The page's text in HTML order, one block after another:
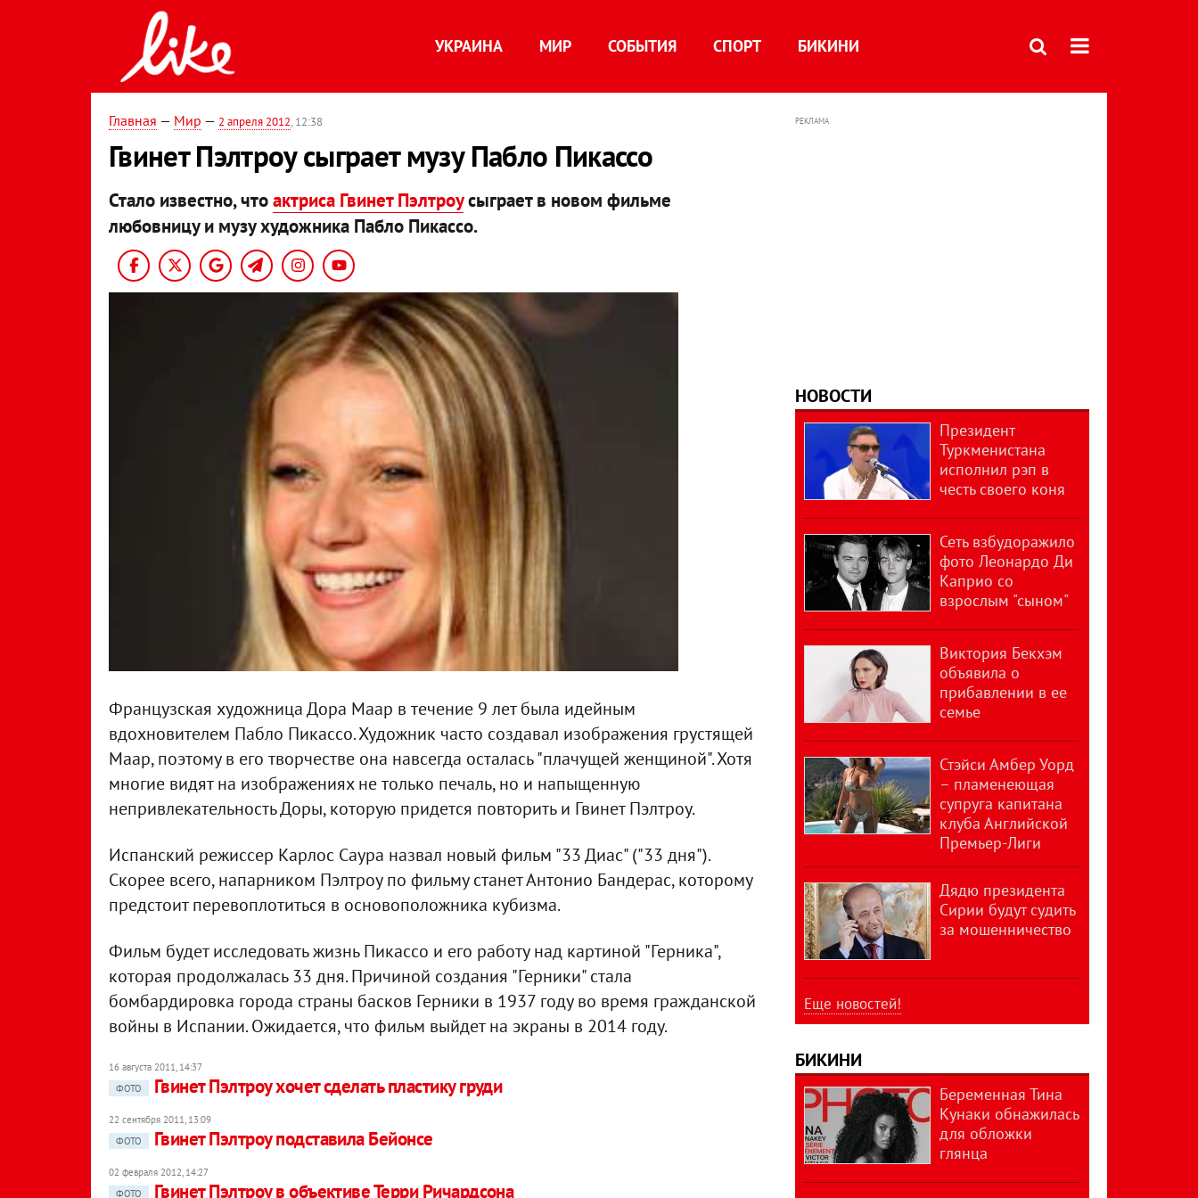
УКРАИНА МИР СОБЫТИЯ СПОРТ БИКИНИ
Главная — Мир — 2 апреля 2012, 12:38
Гвинет Пэлтроу сыграет музу Пабло Пикассо
Стало известно, чтоактриса Гвинет Пэлтроусыграет в новом фильме
любовницу и музу художника Пабло Пикассо.
Французская художница Дора Маар в течение 9 лет была идейным
вдохновителем Пабло Пикассо. Художник часто создавал изображения грустящей
Маар, поэтому в его творчестве она навсегда осталась "плачущей женщиной". Хотя
многие видят на изображениях не только печаль, но и напыщенную
непривлекательность Доры, которую придется повторить и Гвинет Пэлтроу.
Испанский режиссер Карлос Саура назвал новый фильм "33 Диас" ("33 дня").
Скорее всего, напарником Пэлтроу по фильму станет Антонио Бандерас, которому
предстоит перевоплотиться в основоположника кубизма.
Фильм будет исследовать жизнь Пикассо и его работу над картиной "Герника",
которая продолжалась 33 дня. Причиной создания "Герники" стала
бомбардировка города страны басков Герники в 1937 году во время гражданской
войны в Испании. Ожидается, что фильм выйдет на экраны в 2014 году.
16 августа 2011, 14:37
ФОТО
Гвинет Пэлтроу хочет сделать пластику груди
22 сентября 2011, 13:09
ФОТО
Гвинет Пэлтроу подставила Бейонсе
02 февраля 2012, 14:27
ФОТО
Гвинет Пэлтроу в объективе Терри Ричардсона
РЕКЛАМА
НОВОСТИ
Президент
Туркменистана
исполнил рэп в
честь своего коня
Сеть взбудоражило
фото Леонардо Ди
Каприо со
взрослым "сыном"
Виктория Бекхэм
объявила о
прибавлении в ее
семье
Стэйси Амбер Уорд
– пламенеющая
супруга капитана
клуба Английской
Премьер-Лиги
Дядю президента
Сирии будут судить
за мошенничество
Еще новостей!
БИКИНИ
Беременная Тина
Кунаки обнажилась
для обложки
глянца